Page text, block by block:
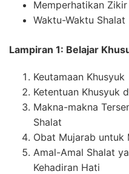
Memperhatikan
Waktu-Waktu Shalat
Lampiran 1: Belajar
Keutamaan Khusyuk
Ketentuan Khusyuk
Makna-makna
Shalat
Obat Mujarab untuk
Amal-Amal Shalat
Kehadiran Hati